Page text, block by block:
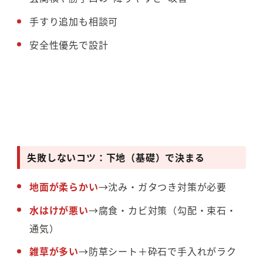
手すり追加も相談可
安全性優先で設計
失敗しないコツ：下地（基礎）で決まる
地面が柔らかい→沈み・ガタつき対策が必要
水はけが悪い→腐食・カビ対策（勾配・束石・
通気）
雑草が多い→防草シート＋砕石で手入れがラク